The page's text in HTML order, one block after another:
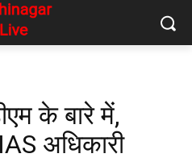
के बारे में,
अधिकारी